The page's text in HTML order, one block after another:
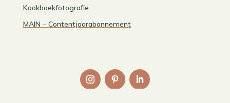
Kookboekfotografie
MAIN – Contentjaarabonnement